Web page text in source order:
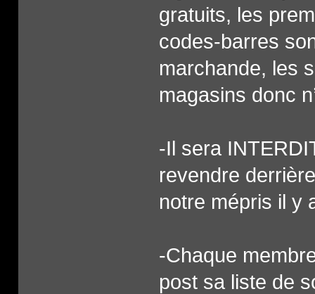
gratuits, les
codes-barres
marchande, les
magasins donc
-Il sera
revendre
notre mépris il y
-Chaque
post sa liste de